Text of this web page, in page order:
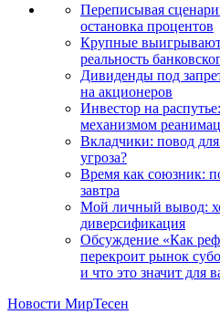
Переписывая
остановка процентов
Крупные
реальность
Дивиденды под
на акционеров
Инвестор на
механизмом
Вкладчики: повод
угроза?
Время как союзник:
завтра
Мой личный вывод:
диверсификация
Обсуждение «Как
перекроит рынок
и что это значит для
Новости МирТесен